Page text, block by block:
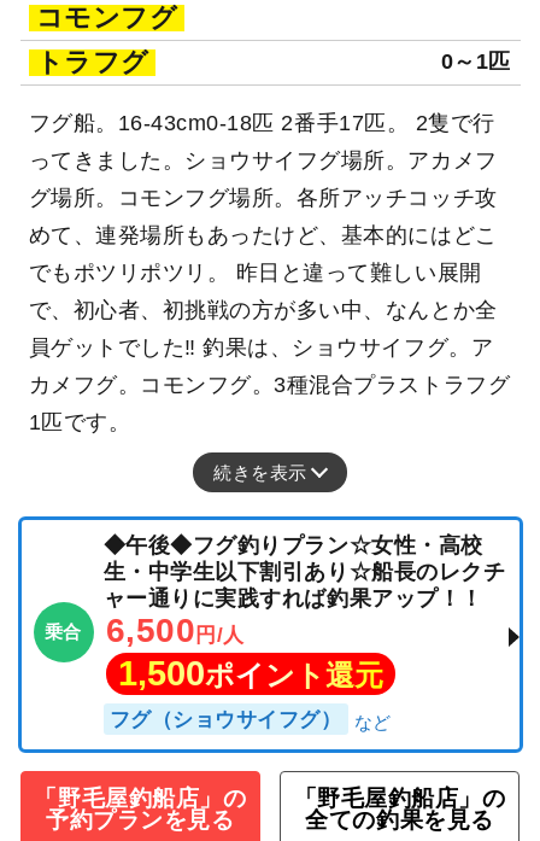
コモンフグ
トラフグ
0～1匹
フグ船。16-43cm0-18匹 2番手17匹。 2隻で行
ってきました。ショウサイフグ場所。アカメフ
グ場所。コモンフグ場所。各所アッチコッチ攻
めて、連発場所もあったけど、基本的にはどこ
でもポツリポツリ。 昨日と違って難しい展開
で、初心者、初挑戦の方が多い中、なんとか全
員ゲットでした‼ 釣果は、ショウサイフグ。ア
カメフグ。コモンフグ。3種混合プラストラフグ
1匹です。
続きを表示
乗合
◆午後◆フグ釣りプラン☆女性・高校
生・中学生以下割引あり☆船長のレクチ
ャー通りに実践すれば釣果アップ！！
6,500 円/人
1,500ポイント還元
フグ（ショウサイフグ）
「野毛屋釣船店」の
予約プランを見る
「野毛屋釣船店」の
全ての釣果を見る